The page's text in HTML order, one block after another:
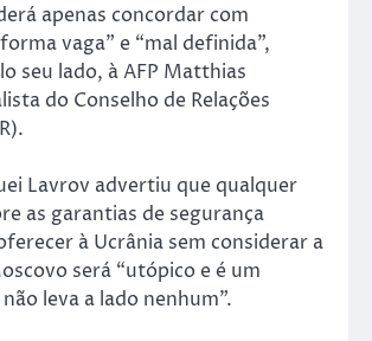
apenas concordar com
vaga” e “mal definida”,
seu lado, à AFP Matthias
do Conselho de Relações
Lavrov advertiu que qualquer
as garantias de segurança
à Ucrânia sem considerar a
será “utópico e é um
leva a lado nenhum”.